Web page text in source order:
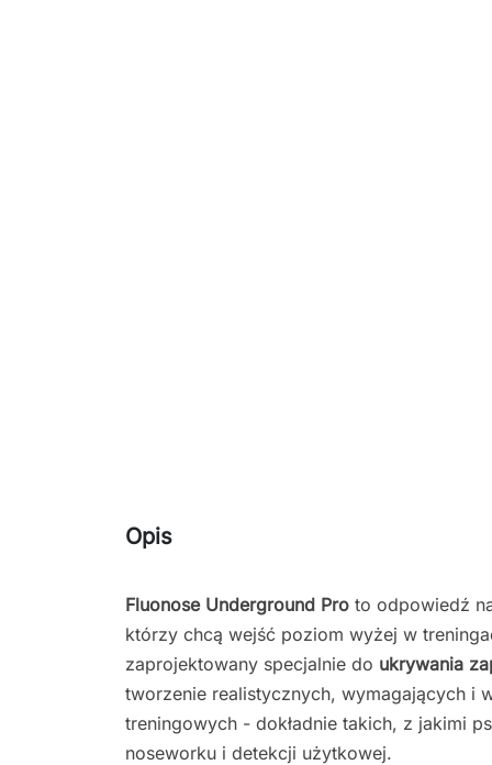
Opis
Fluonose Underground Pro to odpowiedź
którzy chcą wejść poziom wyżej w
zaprojektowany specjalnie do ukrywania
tworzenie realistycznych, wymagających i
treningowych - dokładnie takich, z jakimi
noseworku i detekcji użytkowej.